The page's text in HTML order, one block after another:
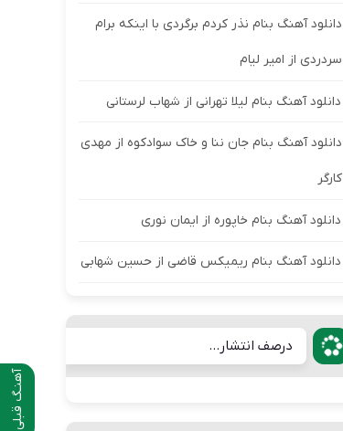
آهنـگ قبلی
دانلود آهنگ بنام نذر کردم برگردی با اینکه برام
سردردی از امیر لیام
دانلود آهنگ بنام لیلا تهرانی از شهاب لرستانی
دانلود آهنگ بنام جان ننا و خاک سوادکوه از مهدی
کارگر
دانلود آهنگ بنام خاپوره از ایمان نوری
دانلود آهنگ بنام ریمیکس قاضی از حسین شهابی
درصف انتشار...